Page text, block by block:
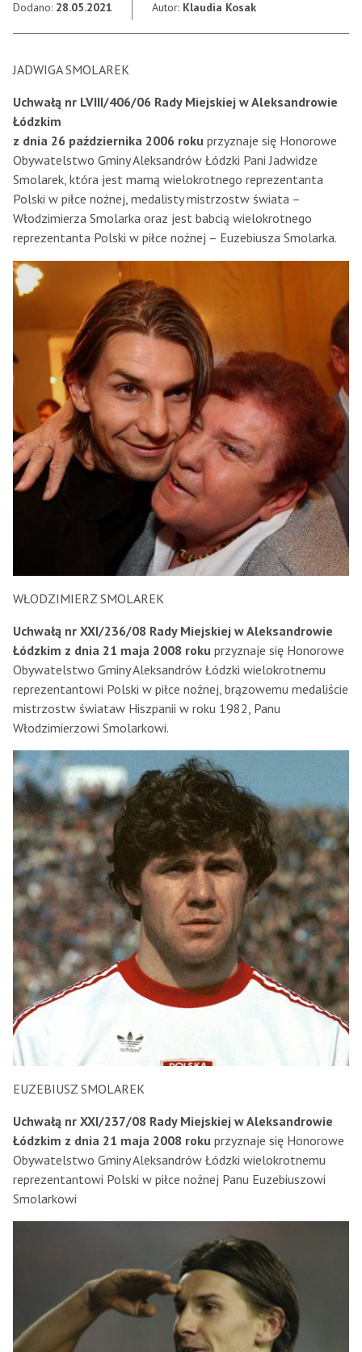
Dodano: 28.05.2021 Autor: Klaudia Kosak
JADWIGA SMOLAREK
Uchwałą nr LVIII/406/06 Rady Miejskiej w Aleksandrowie
Łódzkim
z dnia 26 października 2006 roku przyznaje się Honorowe
Obywatelstwo Gminy Aleksandrów Łódzki Pani Jadwidze
Smolarek, która jest mamą wielokrotnego reprezentanta
Polski w piłce nożnej, medalisty mistrzostw świata –
Włodzimierza Smolarka oraz jest babcią wielokrotnego
reprezentanta Polski w piłce nożnej – Euzebiusza Smolarka.
WŁODZIMIERZ SMOLAREK
Uchwałą nr XXI/236/08 Rady Miejskiej w Aleksandrowie
Łódzkim z dnia 21 maja 2008 roku przyznaje się Honorowe
Obywatelstwo Gminy Aleksandrów Łódzki wielokrotnemu
reprezentantowi Polski w piłce nożnej, brązowemu medaliście
mistrzostw świataw Hiszpanii w roku 1982, Panu
Włodzimierzowi Smolarkowi.
EUZEBIUSZ SMOLAREK
Uchwałą nr XXI/237/08 Rady Miejskiej w Aleksandrowie
Łódzkim z dnia 21 maja 2008 roku przyznaje się Honorowe
Obywatelstwo Gminy Aleksandrów Łódzki wielokrotnemu
reprezentantowi Polski w piłce nożnej Panu Euzebiuszowi
Smolarkowi